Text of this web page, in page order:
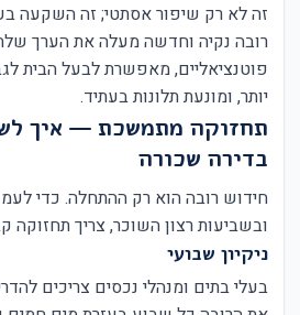
זה לא רק שיפור אסתטי; זה השקעה
רובה נקיה וחדשה מעלה את הערך
פוטנציאליים, מאפשרת לבעל הבית
יותר, ומונעת תלונות בעתיד.
תחזוקה מתמשכת — איך
בדירה שכורה
חידוש רובה הוא רק ההתחלה. כדי
ובשביעות רצון השוכר, צריך תחזוקה
ניקיון שבועי
בעלי בתים ומנהלי נכסים צריכים